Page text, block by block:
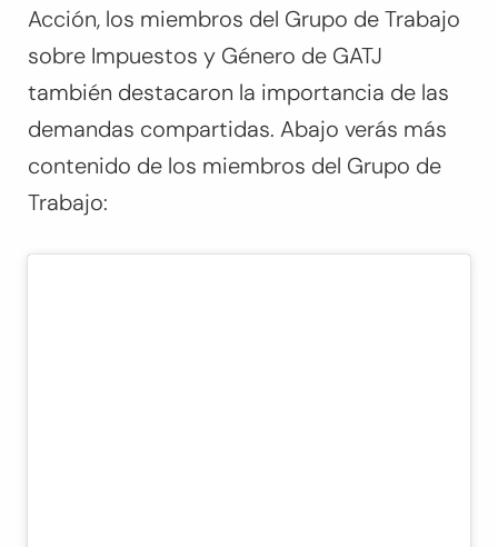
Acción, los miembros del Grupo de Trabajo
sobre Impuestos y Género de GATJ
también destacaron la importancia de las
demandas compartidas. Abajo verás más
contenido de los miembros del Grupo de
Trabajo: